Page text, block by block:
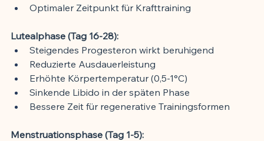
Optimaler Zeitpunkt für Krafttraining
Lutealphase (Tag 16-28):
Steigendes Progesteron wirkt beruhigend
Reduzierte Ausdauerleistung
Erhöhte Körpertemperatur (0,5-1°C)
Sinkende Libido in der späten Phase
Bessere Zeit für regenerative Trainingsformen
Menstruationsphase (Tag 1-5):